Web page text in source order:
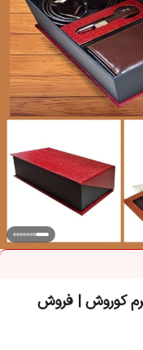
کوروش | فروش